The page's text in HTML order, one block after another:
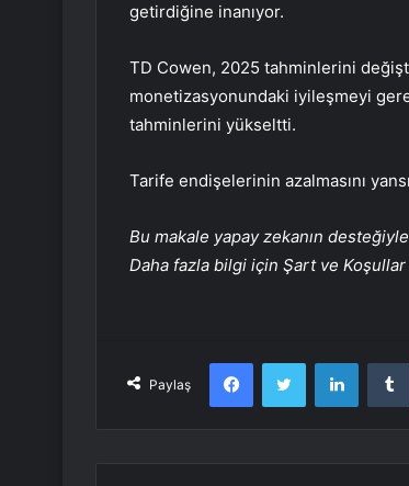
getirdiğine inanıyor.
TD Cowen, 2025 tahminlerini
monetizasyonundaki iyileşmeyi
tahminlerini yükseltti.
Tarife endişelerinin azalmasını
Bu makale yapay zekanın
Daha fazla bilgi için Şart ve Koşullar
Paylaş
FacebookTwitter